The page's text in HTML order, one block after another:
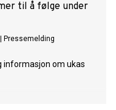
til å følge under
Pressemelding
informasjon om ukas